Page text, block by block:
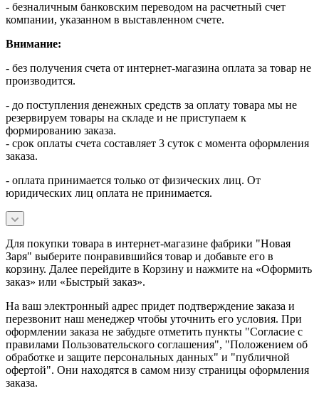
- безналичным банковским переводом на расчетный счет
компании, указанном в выставленном счете.
Внимание:
- без получения счета от интернет-магазина оплата за товар не
производится.
- до поступления денежных средств за оплату товара мы не
резервируем товары на складе и не приступаем к
формированию заказа.
- срок оплаты счета составляет 3 суток с момента оформления
заказа.
- оплата принимается только от физических лиц. От
юридических лиц оплата не принимается.
Для покупки товара в интернет-магазине фабрики "Новая
Заря" выберите понравившийся товар и добавьте его в
корзину. Далее перейдите в Корзину и нажмите на «Оформить
заказ» или «Быстрый заказ».
На ваш электронный адрес придет подтверждение заказа и
перезвонит наш менеджер чтобы уточнить его условия. При
оформлении заказа не забудьте отметить пункты "Согласие с
правилами Пользовательского соглашения", "Положением об
обработке и защите персональных данных" и "публичной
офертой". Они находятся в самом низу страницы оформления
заказа.